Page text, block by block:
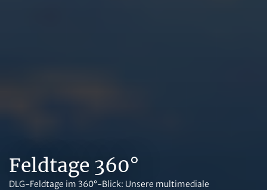
Feldtage 360°
DLG-Feldtage im 360°-Blick: Unsere multimediale